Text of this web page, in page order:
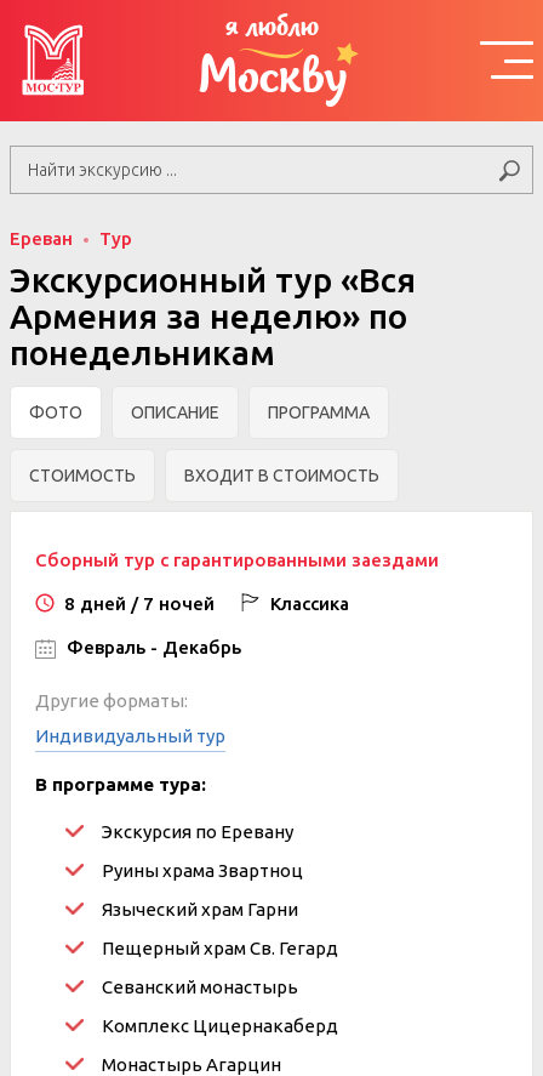
я люблю
Москву
Ереван Тур
Экскурсионный тур «Вся
Армения за неделю» по
понедельникам
ФОТО ОПИСАНИЕ ПРОГРАММА
СТОИМОСТЬ ВХОДИТ В СТОИМОСТЬ
Сборный тур с гарантированными заездами
8 дней / 7 ночей Классика
Февраль - Декабрь
Другие форматы:
Индивидуальный тур
В программе тура:
Экскурсия по Еревану
Руины храма Звартноц
Языческий храм Гарни
Пещерный храм Св. Гегард
Севанский монастырь
Комплекс Цицернакаберд
Монастырь Агарцин